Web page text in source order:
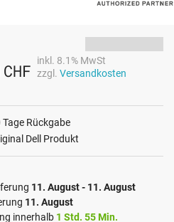
CHF
inkl. 8.1% MwSt
zzgl. Versandkosten
Tage Rückgabe
Dell Produkt
11. August - 11. August
11. August
innerhalb 1 Std. 55 Min.